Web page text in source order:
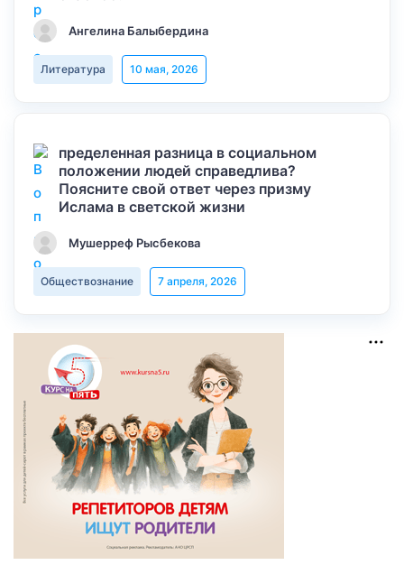
Ангелина Балыбердина
Литература 10 мая, 2026
пределенная разница в социальном
положении людей справедлива?
Поясните свой ответ через призму
Ислама в светской жизни
Мушерреф Рысбекова
Обществознание 7 апреля, 2026